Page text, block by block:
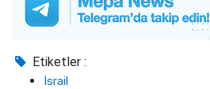
Etiketler :
İsrail